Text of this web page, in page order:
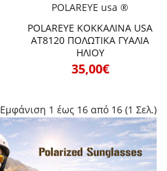
POLAREYE usa ®
POLAREYE ΚΟΚΚΑΛΙΝΑ USA
ΑΤ8120 ΠΟΛΩΤΙΚΑ ΓΥΑΛΙΑ
ΗΛΙΟΥ
35,00€
Εμφάνιση 1 έως 16 από 16 (1 Σελ.)